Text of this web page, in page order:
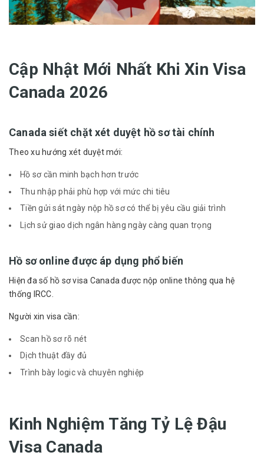
Cập Nhật Mới Nhất Khi Xin Visa
Canada 2026
Canada siết chặt xét duyệt hồ sơ tài chính
Theo xu hướng xét duyệt mới:
Hồ sơ cần minh bạch hơn trước
Thu nhập phải phù hợp với mức chi tiêu
Tiền gửi sát ngày nộp hồ sơ có thể bị yêu cầu giải trình
Lịch sử giao dịch ngân hàng ngày càng quan trọng
Hồ sơ online được áp dụng phổ biến
Hiện đa số hồ sơ visa Canada được nộp online thông qua hệ
thống IRCC.
Người xin visa cần:
Scan hồ sơ rõ nét
Dịch thuật đầy đủ
Trình bày logic và chuyên nghiệp
Kinh Nghiệm Tăng Tỷ Lệ Đậu
Visa Canada